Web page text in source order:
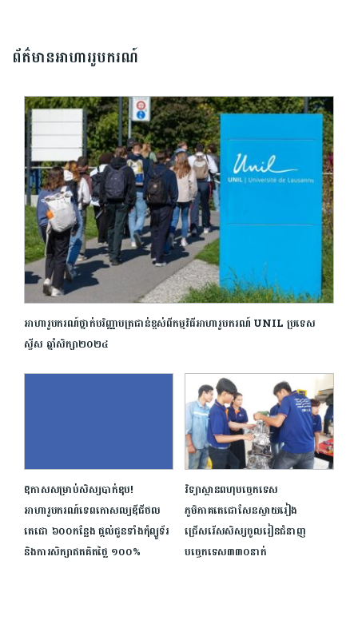
ព័ត៌មានអាហាររូបករណ៍
អាហារូបករណ៍ថ្នាក់បរិញ្ញាបត្រជាន់ខ្ពស់ពីកម្មវិធីអាហារូបករណ៍ UNIL ប្រទេស
ស្វីស ឆ្នាំសិក្សា២០២៤
ឱ​កាស​សម្រាប់​សិស្ស​បាក់ឌុប​! ​
អាហារូបករណ៍​ទេពកោសល្យ​ឌីជីថល​
តេជោ ​៦០០​កន្លែង​ ​ផ្តល់​ជូន​ទាំង​កុំព្យូទ័រ​
និង​ការ​សិក្សា​ឥត​គិត​ថ្លៃ​ ​១០០​%​
វិទ្យាស្ថានពហុបច្ចេកទេស
ភូមិភាគតេជោសែនស្វាយរៀង
ជ្រើសរើសសិស្សចូលរៀនជំនាញ
បច្ចេកទេស៣៣០នាក់